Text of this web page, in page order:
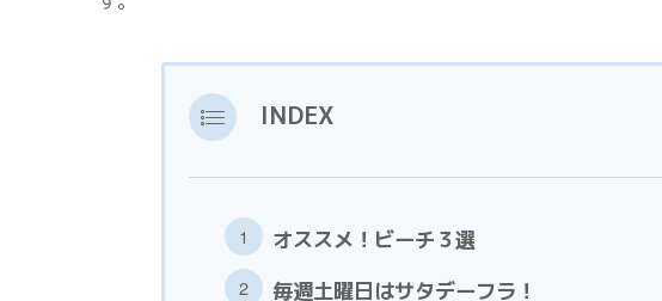
INDEX
オススメ！ビーチ３選
毎週土曜日はサタデーフラ！